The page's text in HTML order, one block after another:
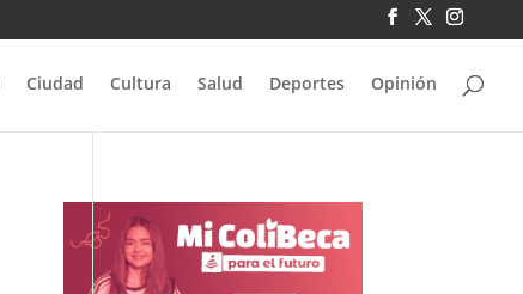
Ciudad Cultura Salud Deportes Opinión